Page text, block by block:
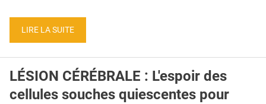
CONDITIONS GÉNÉRALES
CRÉDITS
LIRE LA SUITE
LÉSION CÉRÉBRALE : L'espoir des
cellules souches quiescentes pour